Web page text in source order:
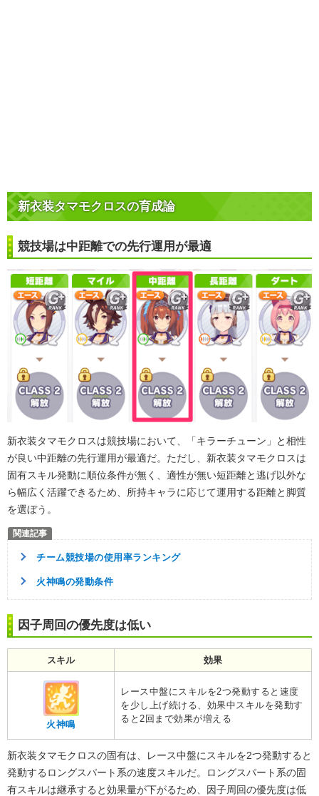
新衣装タマモクロスの育成論
競技場は中距離での先行運用が最適
新衣装タマモクロスは競技場において、「キラーチューン」と相性
が良い中距離の先行運用が最適だ。ただし、新衣装タマモクロスは
固有スキル発動に順位条件が無く、適性が無い短距離と逃げ以外な
ら幅広く活躍できるため、所持キャラに応じて運用する距離と脚質
を選ぼう。
チーム競技場の使用率ランキング
火神鳴の発動条件
因子周回の優先度は低い
スキル 効果
火神鳴
レース中盤にスキルを2つ発動すると速度
を少し上げ続ける、効果中スキルを発動す
ると2回まで効果が増える
新衣装タマモクロスの固有は、レース中盤にスキルを2つ発動すると
発動するロングスパート系の速度スキルだ。ロングスパート系の固
有スキルは継承すると効果量が下がるため、因子周回の優先度は低